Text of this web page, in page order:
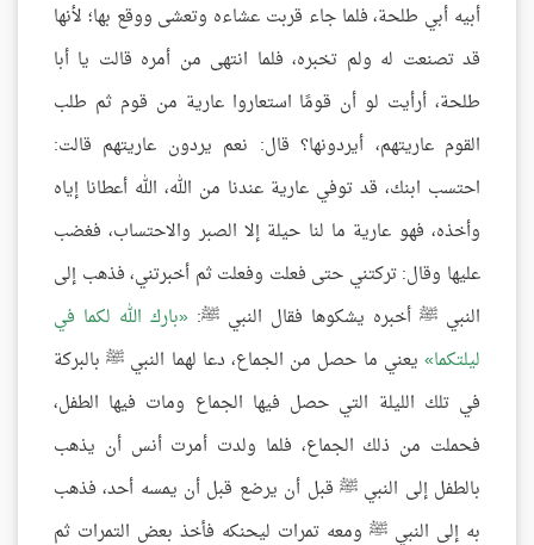
أبيه أبي طلحة، فلما جاء قربت عشاءه وتعشى ووقع بها؛ لأنها
قد تصنعت له ولم تخبره، فلما انتهى من أمره قالت يا أبا
طلحة، أرأيت لو أن قومًا استعاروا عارية من قوم ثم طلب
القوم عاريتهم، أيردونها؟ قال: نعم يردون عاريتهم قالت:
احتسب ابنك، قد توفي عارية عندنا من الله، الله أعطانا إياه
وأخذه، فهو عارية ما لنا حيلة إلا الصبر والاحتساب، فغضب
عليها وقال: تركتني حتى فعلت وفعلت ثم أخبرتني، فذهب إلى
النبي ﷺ أخبره يشكوها فقال النبي ﷺ:
بارك الله لكما في
ليلتكما يعني ما حصل من الجماع، دعا لهما النبي ﷺ بالبركة
في تلك الليلة التي حصل فيها الجماع ومات فيها الطفل،
فحملت من ذلك الجماع، فلما ولدت أمرت أنس أن يذهب
بالطفل إلى النبي ﷺ قبل أن يرضع قبل أن يمسه أحد، فذهب
به إلى النبي ﷺ ومعه تمرات ليحنكه فأخذ بعض التمرات ثم